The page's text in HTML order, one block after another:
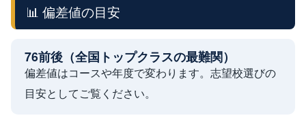
📊 偏差値の目安
76前後（全国トップクラスの最難関）
偏差値はコースや年度で変わります。志望校選びの
目安としてご覧ください。